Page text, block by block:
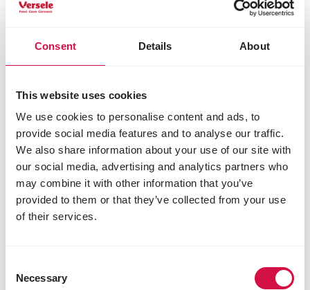
Consent Details About
This website uses cookies
We use cookies to personalise content and ads, to
provide social media features and to analyse our traffic.
We also share information about your use of our site with
our social media, advertising and analytics partners who
may combine it with other information that you’ve
provided to them or that they’ve collected from your use
of their services.
Selection
Necessary
broodkruimels
suiker
honing
zonnebloemolie
vlierbes (0,6%)
abrikozen (0,6%)
Analytische bestanddelen
ruw eiwit 10,5%
ruwe celstof 5%
fosfor 0,4%